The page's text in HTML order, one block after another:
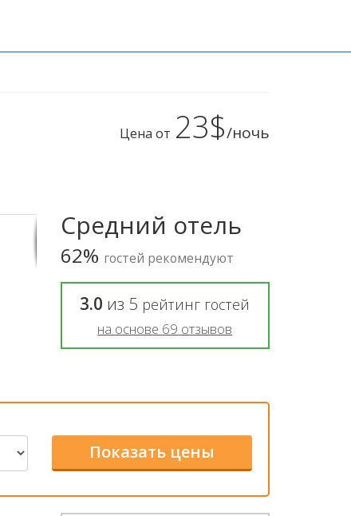
Цена от 23$/ночь
Средний отель
62% гостей рекомендуют
3.0 из 5 рейтинг гостей
на основе 69 отзывов